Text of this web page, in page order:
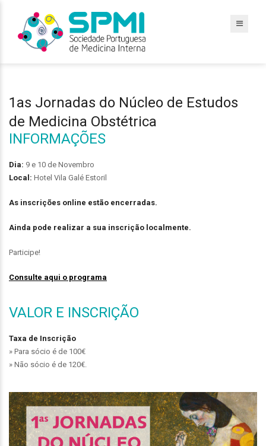
1as Jornadas do Núcleo de Estudos
de Medicina Obstétrica
INFORMAÇÕES
Dia: 9 e 10 de Novembro
Local: Hotel Vila Galé Estoril
As inscrições online estão encerradas.
Ainda pode realizar a sua inscrição localmente.
Participe!
Consulte aqui o programa
VALOR E INSCRIÇÃO
Taxa de Inscrição
» Para sócio é de 100€
» Não sócio é de 120€.